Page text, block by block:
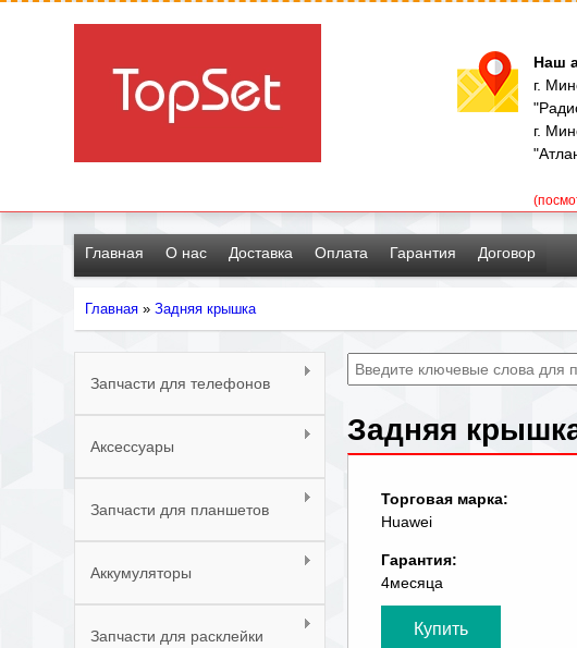
Наш
г.
г.
Главная О нас Доставка Оплата Гарантия Договор
здесь
Главная » Задняя крышка
Задняя
Торговая марка:
Huawei
Гарантия:
4месяца
Запчасти для телефонов
Аксессуары
Запчасти для планшетов
Аккумуляторы
Запчасти для расклейки